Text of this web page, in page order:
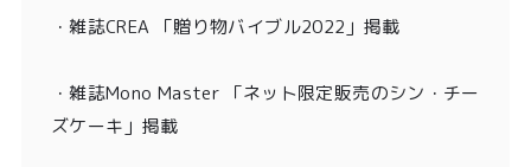
・雑誌CREA 「贈り物バイブル2022」掲載
・雑誌Mono Master 「ネット限定販売のシン・チー
ズケーキ」掲載